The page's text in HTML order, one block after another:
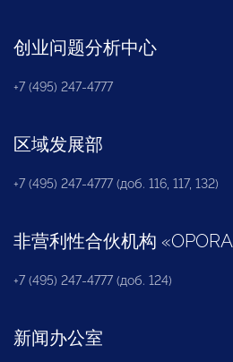
创业问题分析中心
+7 (495) 247-4777
区域发展部
+7 (495) 247-4777 (доб. 116, 117, 132)
非营利性合伙机构 «OPORA
+7 (495) 247-4777 (доб. 124)
新闻办公室